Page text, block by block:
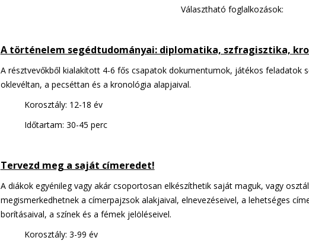
Választható foglalkozások:
A történelem segédtudományai: diplomatika, szfragisztika,
A résztvevőkből kialakított 4-6 fős csapatok dokumentumok, játékos feladatok
oklevéltan, a pecséttan és a kronológia alapjaival.
Korosztály: 12-18 év
Időtartam: 30-45 perc
Tervezd meg a saját címeredet!
A diákok egyénileg vagy akár csoportosan elkészíthetik saját maguk, vagy
megismerkedhetnek a címerpajzsok alakjaival, elnevezéseivel, a lehetséges
borításaival, a színek és a fémek jelöléseivel.
Korosztály: 3-99 év